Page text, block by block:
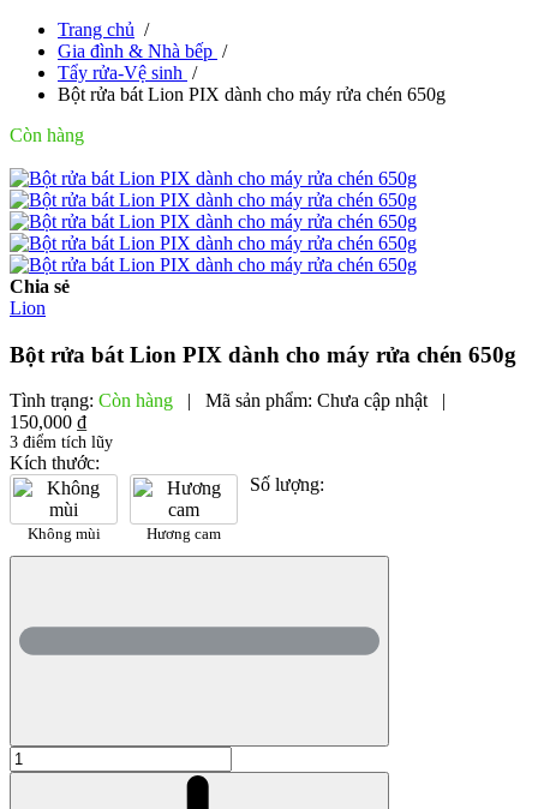
Trang chủ /
Gia đình & Nhà bếp /
Tẩy rửa-Vệ sinh /
Bột rửa bát Lion PIX dành cho máy rửa chén 650g
Còn hàng
Chia sẻ
Lion
Bột rửa bát Lion PIX dành cho máy rửa chén 650g
Tình trạng: Còn hàng | Mã sản phẩm: Chưa cập nhật
|
150,000 ₫
3 điểm tích lũy
Kích thước:
Không mùi Hương cam
Số lượng: